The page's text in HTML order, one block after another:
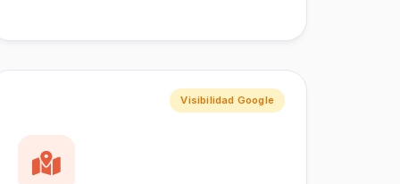
Visibilidad Google